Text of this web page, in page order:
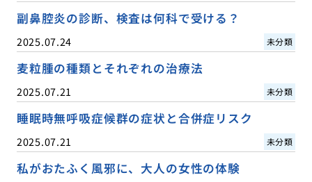
副鼻腔炎の診断、検査は何科で受ける？
2025.07.24 未分類
麦粒腫の種類とそれぞれの治療法
2025.07.21 未分類
睡眠時無呼吸症候群の症状と合併症リスク
2025.07.21 未分類
私がおたふく風邪に、大人の女性の体験